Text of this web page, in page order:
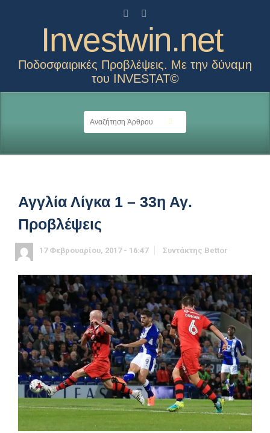
Investwin.net
Ποδοσφαιρικές Προβλέψεις. Με την δύναμη
του INVESTAT©
Αγγλία Λίγκα 1 – 33η Αγ.
Προβλέψεις
17 Φεβρουαρίου, 2017 - 16:47 Συντάκτης Bettor